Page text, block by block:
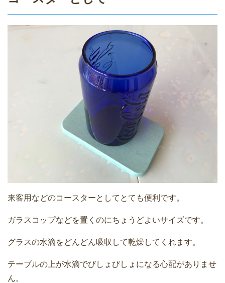
来客用などのコースターとしてとても便利です。
ガラスコップなどを置くのにちょうどよいサイズです。
グラスの水滴をどんどん吸収して乾燥してくれます。
テーブルの上が水滴でびしょびしょになる心配がありませ
ん。